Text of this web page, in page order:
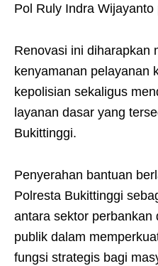
Pol Ruly Indra
Renovasi ini diharapkan
kenyamanan pelayanan
kepolisian sekaligus
layanan dasar yang
Bukittinggi.
Penyerahan bantuan
Polresta Bukittinggi
antara sektor perbankan
publik dalam
fungsi strategis bagi